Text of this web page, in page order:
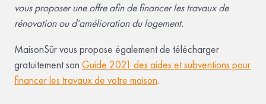
vous proposer une offre afin de financer les travaux de
rénovation ou d’amélioration du logement.
MaisonSûr vous propose également de télécharger
gratuitement son Guide 2021 des aides et subventions pour
financer les travaux de votre maison.